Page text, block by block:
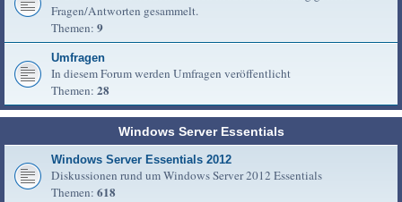
Fragen/Antworten gesammelt.
Themen: 9
Umfragen
In diesem Forum werden Umfragen veröffentlicht
Themen: 28
Windows Server Essentials
Windows Server Essentials 2012
Diskussionen rund um Windows Server 2012 Essentials
Themen: 618